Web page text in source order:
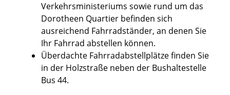
Verkehrsministeriums sowie rund um das
Dorotheen Quartier befinden sich
ausreichend Fahrradständer, an denen Sie
Ihr Fahrrad abstellen können.
Überdachte Fahrradabstellplätze finden Sie
in der Holzstraße neben der Bushaltestelle
Bus 44.